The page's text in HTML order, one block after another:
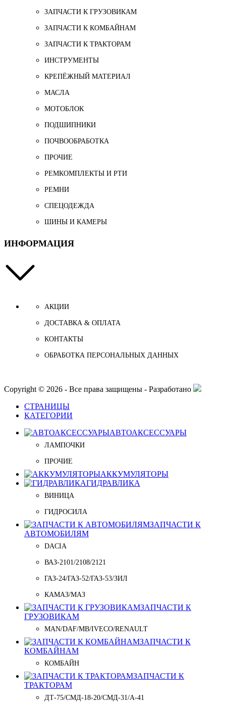
ЗАПЧАСТИ К ГРУЗОВИКАМ
ЗАПЧАСТИ К КОМБАЙНАМ
ЗАПЧАСТИ К ТРАКТОРАМ
ИНСТРУМЕНТЫ
КРЕПЁЖНЫЙ МАТЕРИАЛ
МАСЛА
МОТОБЛОК
ПОДШИПНИКИ
ПОЧВООБРАБОТКА
ПРОЧИЕ
РЕМКОМПЛЕКТЫ И РТИ
РЕМНИ
СПЕЦОДЕЖДА
ШИНЫ И КАМЕРЫ
ИНФОРМАЦИЯ
АКЦИИ
ДОСТАВКА & ОПЛАТА
КОНТАКТЫ
ОБРАБОТКА ПЕРСОНАЛЬНЫХ ДАННЫХ
Copyright © 2026 - Все права защищены - Разработано
СТРАНИЦЫ
КАТЕГОРИИ
АВТОАКСЕССУАРЫ
ЛАМПОЧКИ
ПРОЧИЕ
АККУМУЛЯТОРЫ
ГИДРАВЛИКА
ВИНИЦА
ГИДРОСИЛА
ЗАПЧАСТИ К
АВТОМОБИЛЯМ
DACIA
ВАЗ-2101/2108/2121
ГАЗ-24/ГАЗ-52/ГАЗ-53/ЗИЛ
КАМАЗ/МАЗ
ЗАПЧАСТИ К
ГРУЗОВИКАМ
MAN/DAF/MB/IVECO/RENAULT
ЗАПЧАСТИ К
КОМБАЙНАМ
КОМБАЙН
ЗАПЧАСТИ К
ТРАКТОРАМ
ДТ-75/СМД-18-20/СМД-31/A-41